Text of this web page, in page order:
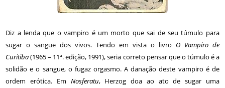
Diz a lenda que o vampiro é um morto que sai de seu túmulo para
sugar o sangue dos vivos. Tendo em vista o livro O Vampiro de
Curitiba(1965 – 11ª. edição, 1991), seria correto pensar que o túmulo é a
solidão e o sangue, o fugaz orgasmo. A danação deste vampiro é de
ordem erótica. Em Nosferatu, Herzog doa ao ato de sugar uma